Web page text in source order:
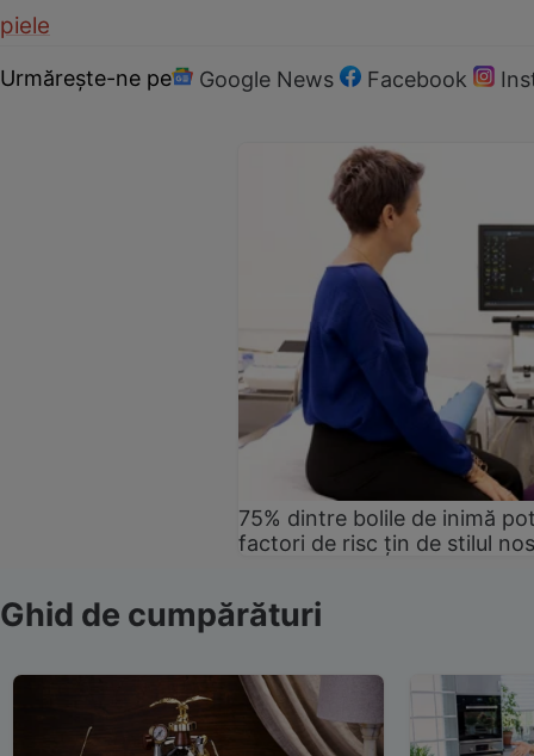
piele
Urmărește-ne pe Google News Facebook
75% dintre bolile de inimă
factori de risc țin de stilul
Ghid de cumpărături